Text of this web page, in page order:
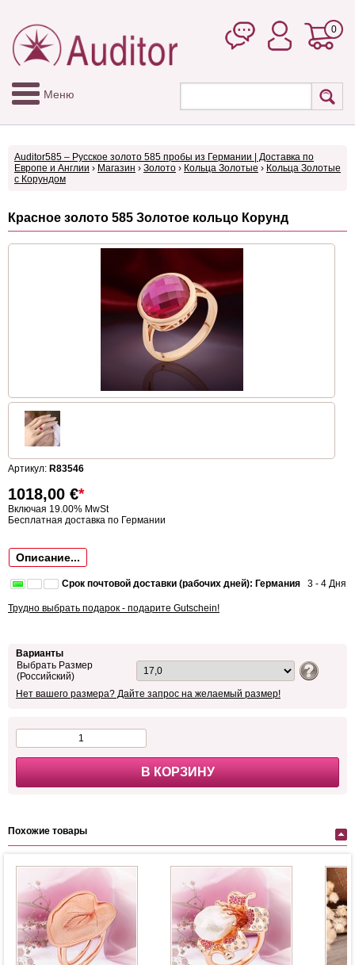
0
Меню
Auditor585 – Русское золото 585 пробы из Германии | Доставка по
Европе и Англии › Магазин › Золото › Кольца Золотые › Кольца Золотые
с Корундом
Красное золото 585 Золотое кольцо Корунд
Артикул: R83546
1018,00 €*
Включая 19.00% MwSt
Бесплатная доставка по Германии
Описание...
Срок почтовой доставки (рабочих дней): Германия 3 - 4 Дня
Трудно выбрать подарок - подарите Gutschein!
Варианты
Выбрать Размер
(Российский)
Нет вашего размера? Дайте запрос на желаемый размер!
В КОРЗИНУ
Похожие товары